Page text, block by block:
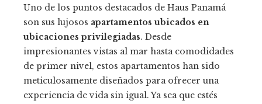
Uno de los puntos destacados de Haus Panamá
son sus lujosos apartamentos ubicados en
ubicaciones privilegiadas. Desde
impresionantes vistas al mar hasta comodidades
de primer nivel, estos apartamentos han sido
meticulosamente diseñados para ofrecer una
experiencia de vida sin igual. Ya sea que estés